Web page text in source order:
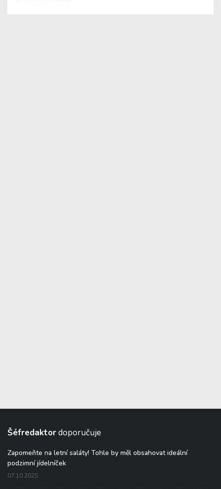
Šéfredaktordoporučuje
Zapomeňte na letní saláty! Tohle by měl obsahovat ideální
podzimní jídelníček
07.10.2025